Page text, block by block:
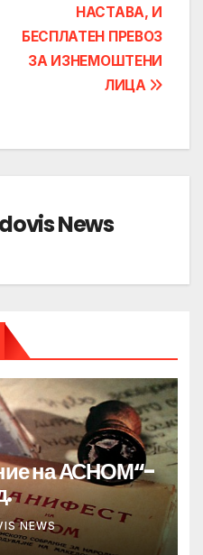
НАСТАВА, И
БЕСПЛАТЕН ПРЕВОЗ
ЗА ИЗНЕМОШТЕНИ
ЛИЦА
News
на АСНОМ“-
NEWS